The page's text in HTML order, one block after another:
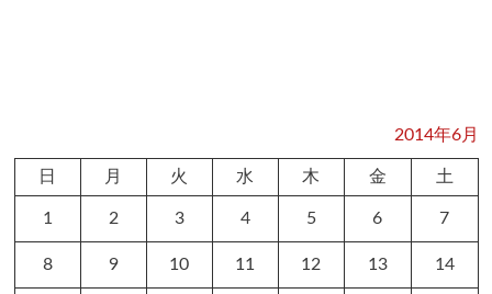
2014年6月
日 月 火 水 木 金 土
1 2 3 4 5 6 7
8 9 10 11 12 13 14